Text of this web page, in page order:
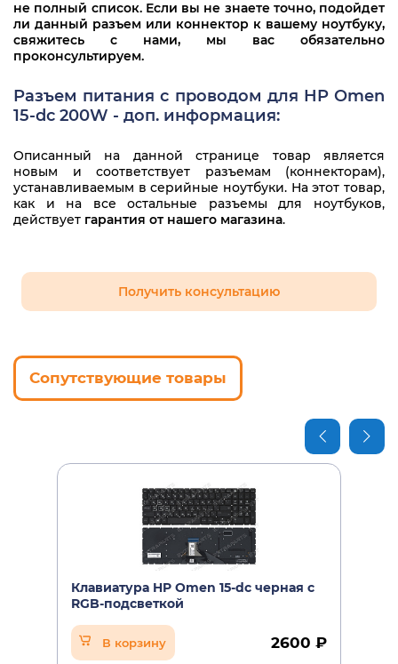
HP Omen 15-dc1016ur
HP Omen 15-dc1021ur
HP Omen 15-dc1027ur
HP Omen 15-dc1035ur
HP Omen 15-dc1036ur
HP Omen 15-dc1044ur
HP Omen 15-dc1047ur
HP Omen 15-dc1050ur
HP Omen 15-dc1054ur
HP Omen 15-dc1055ur
HP Omen 15-dc1056ur
HP Omen 15-dc1057ur
HP Omen 15-dc1058ur
L71032-T75
L71032-Y75
не полный список. Если вы не знаете точно, подойдет
ли данный разъем или коннектор к вашему ноутбуку,
свяжитесь с нами, мы вас обязательно
проконсультируем.
Разъем питания с проводом для HP Omen
15-dc 200W - доп. информация:
Описанный на данной странице товар является
новым и соответствует разъемам (коннекторам),
устанавливаемым в серийные ноутбуки. На этот товар,
как и на все остальные разъемы для ноутбуков,
действует гарантия от нашего магазина.
Получить консультацию
Сопутствующие товары
Клавиатура HP Omen 15-dc черная с
RGB-подсветкой
В корзину 2600 ₽